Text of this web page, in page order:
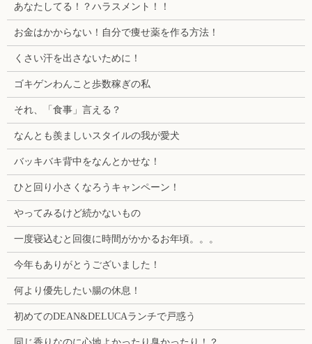
あなたしてる！？ハラスメント！！
お金はかからない！自分で痩せ薬を作る方法！
くさい汗を出さないために！
ゴキゲンわんこと歩数稼ぎの私
それ、「食事」言える？
なんとも羨ましいスタイルの我が愛犬
バッキバキ背中をなんとかせな！
ひと回り小さくなろうキャンペーン！
やってみるけど続かないもの
一度寝込むと回復に時間がかかるお年頃。。。
今年もありがとうございました！
何より優先したい腸の休息！
初めてのDEAN&DELUCAランチで戸惑う
同じ香りなのに心地よかったり臭かったり！？